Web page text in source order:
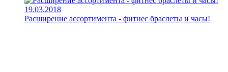
19.03.2018
Расширение ассортимента - фитнес браслеты и часы!